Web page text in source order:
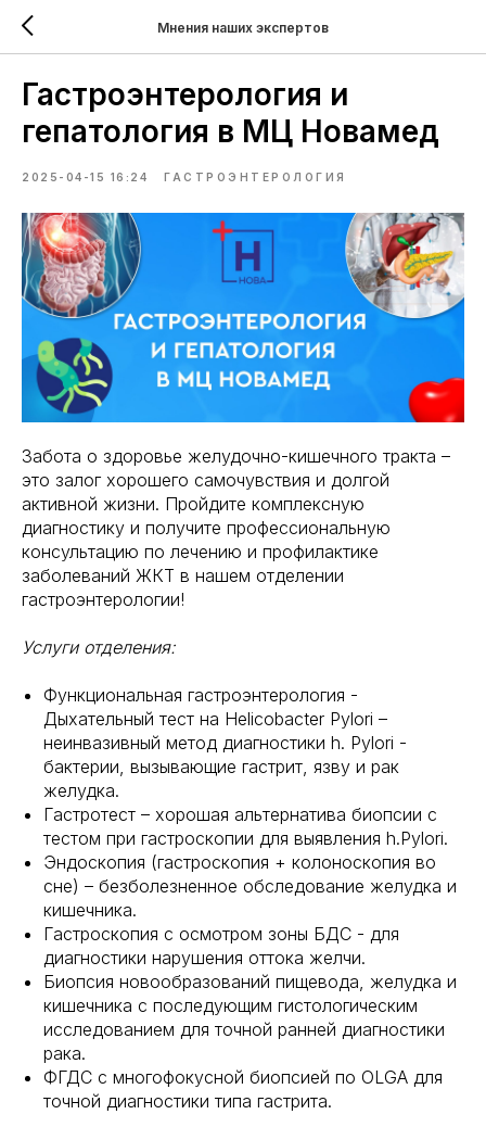
Мнения наших экспертов
Гастроэнтерология и
гепатология в МЦ Новамед
2025-04-15 16:24 ГАСТРОЭНТЕРОЛОГИЯ
Забота о здоровье желудочно-кишечного тракта –
это залог хорошего самочувствия и долгой
активной жизни. Пройдите комплексную
диагностику и получите профессиональную
консультацию по лечению и профилактике
заболеваний ЖКТ в нашем отделении
гастроэнтерологии!
Услуги отделения:
Функциональная гастроэнтерология -
Дыхательный тест на Helicobacter Pylori –
неинвазивный метод диагностики h. Pylori -
бактерии, вызывающие гастрит, язву и рак
желудка.
Гастротест – хорошая альтернатива биопсии с
тестом при гастроскопии для выявления h.Pylori.
Эндоскопия (гастроскопия + колоноскопия во
сне) – безболезненное обследование желудка и
кишечника.
Гастроскопия с осмотром зоны БДС - для
диагностики нарушения оттока желчи.
Биопсия новообразований пищевода, желудка и
кишечника с последующим гистологическим
исследованием для точной ранней диагностики
рака.
ФГДС с многофокусной биопсией по OLGA для
точной диагностики типа гастрита.